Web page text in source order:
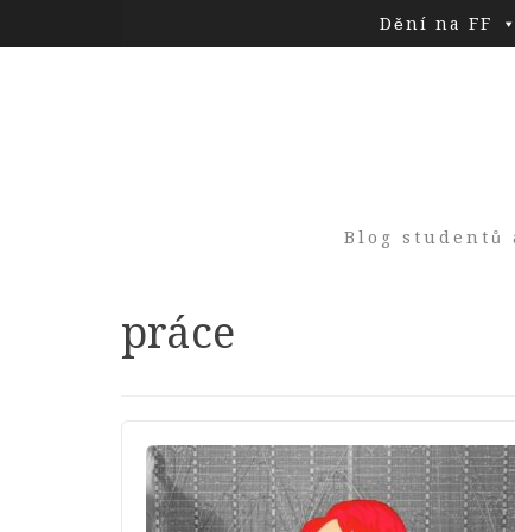
Dění na FF
Blog studentů
Tag:
práce